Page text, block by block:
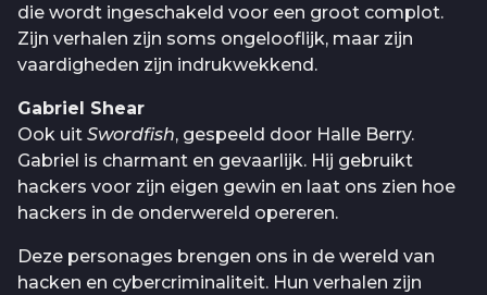
die wordt ingeschakeld voor een groot complot.
Zijn verhalen zijn soms ongelooflijk, maar zijn
vaardigheden zijn indrukwekkend.
Gabriel Shear
Ook uit Swordfish, gespeeld door Halle Berry.
Gabriel is charmant en gevaarlijk. Hij gebruikt
hackers voor zijn eigen gewin en laat ons zien hoe
hackers in de onderwereld opereren.
Deze personages brengen ons in de wereld van
hacken en cybercriminaliteit. Hun verhalen zijn